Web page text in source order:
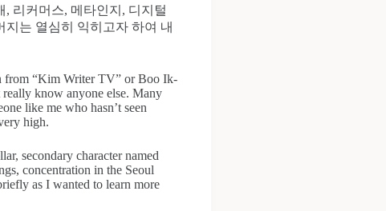
리커머스, 메타인지, 디지털
는 열심히 익히고자 하여 내
from “Kim Writer TV” or Boo Ik-
really know anyone else. Many
like me who hasn’t seen
high.
secondary character named
concentration in the Seoul
as I wanted to learn more